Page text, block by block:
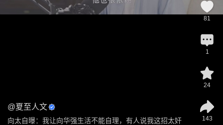
@夏至人文
向太自曝：我让向华强生活不能自理，有人说我这招太奸
81
1
24
143